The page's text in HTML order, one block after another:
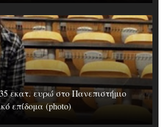
εκατ. ευρώ στο Πανεπιστήμιο
επίδομα (photo)